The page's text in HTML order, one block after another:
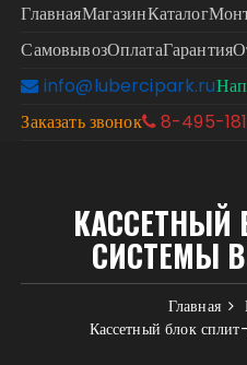
ГлавнаяМагазинКаталог
СамовывозОплатаГарантия
info@lubercipark.ru
Заказать звонок
8-495-
КАССЕТНЫЙ
СИСТЕМЫ
Главная
Кассетный блок